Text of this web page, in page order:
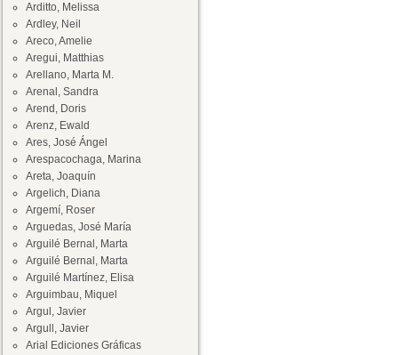
Arditto, Melissa
Ardley, Neil
Areco, Amelie
Aregui, Matthias
Arellano, Marta M.
Arenal, Sandra
Arend, Doris
Arenz, Ewald
Ares, José Ángel
Arespacochaga, Marina
Areta, Joaquín
Argelich, Diana
Argemí, Roser
Arguedas, José María
Arguilé Bernal, Marta
Arguilé Bernal, Marta
Arguilé Martínez, Elisa
Arguimbau, Miquel
Argul, Javier
Argull, Javier
Arial Ediciones Gráficas